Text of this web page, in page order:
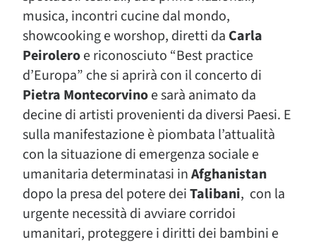
musica, incontri cucine dal mondo,
showcooking e worshop, diretti da Carla
Peiroleroe riconosciuto “Best practice
d’Europa” che si aprirà con il concerto di
Pietra Montecorvinoe sarà animato da
decine di artisti provenienti da diversi Paesi. E
sulla manifestazione è piombata l’attualità
con la situazione di emergenza sociale e
umanitaria determinatasi inAfghanistan
dopo la presa del potere deiTalibani, con la
urgente necessità di avviare corridoi
umanitari, proteggere i diritti dei bambini e